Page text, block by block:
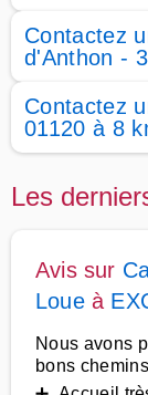
Contactez
d'Anthon -
Contactez
01120 à 8
Les
Avis sur
Loueà
Nous avons
bons